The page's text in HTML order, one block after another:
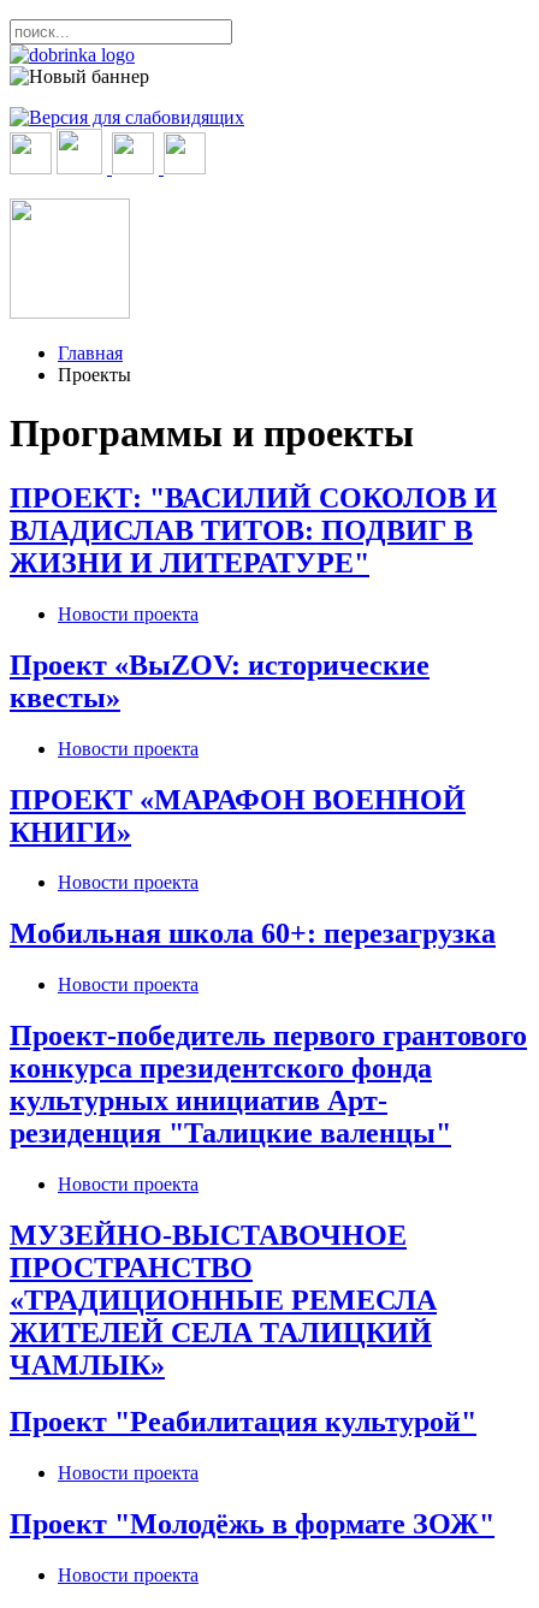
Главная
Проекты
Программы и проекты
ПРОЕКТ: "ВАСИЛИЙ СОКОЛОВ И
ВЛАДИСЛАВ ТИТОВ: ПОДВИГ В
ЖИЗНИ И ЛИТЕРАТУРЕ"
Новости проекта
Проект «ВыZOV: исторические
квесты»
Новости проекта
ПРОЕКТ «МАРАФОН ВОЕННОЙ
КНИГИ»
Новости проекта
Мобильная школа 60+: перезагрузка
Новости проекта
Проект-победитель первого грантового
конкурса президентского фонда
культурных инициатив Арт-
резиденция "Талицкие валенцы"
Новости проекта
МУЗЕЙНО-ВЫСТАВОЧНОЕ
ПРОСТРАНСТВО
«ТРАДИЦИОННЫЕ РЕМЕСЛА
ЖИТЕЛЕЙ СЕЛА ТАЛИЦКИЙ
ЧАМЛЫК»
Проект "Реабилитация культурой"
Новости проекта
Проект "Молодёжь в формате ЗОЖ"
Новости проекта